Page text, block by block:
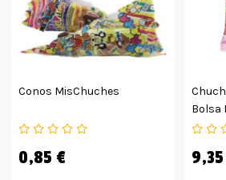
Conos MisChuches
0,85 €
Bolsa